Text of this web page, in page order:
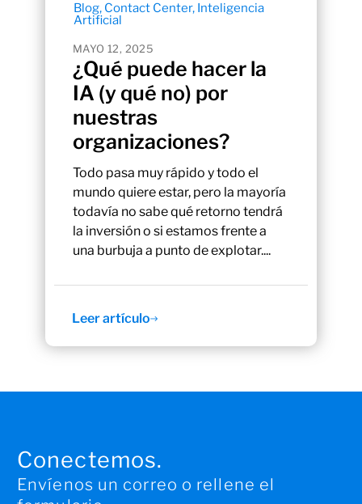
Blog, Contact Center, Inteligencia
Artificial
MAYO 12, 2025
¿Qué puede hacer la
IA (y qué no) por
nuestras
organizaciones?
Todo pasa muy rápido y todo el
mundo quiere estar, pero la mayoría
todavía no sabe qué retorno tendrá
la inversión o si estamos frente a
una burbuja a punto de explotar....
Leer artículo
Conectemos.
Envíenos un correo o rellene el